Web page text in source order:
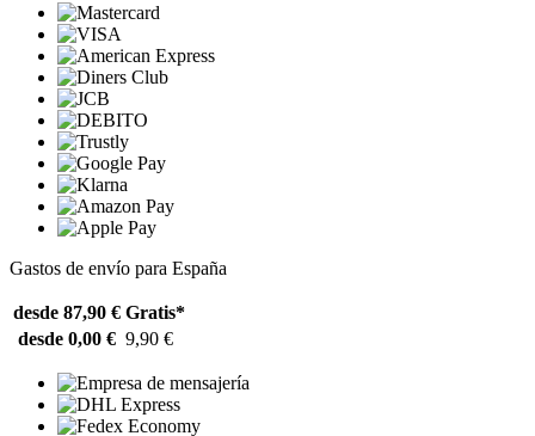
Gastos de envío para España
desde 87,90 € Gratis*
desde 0,00 € 9,90 €